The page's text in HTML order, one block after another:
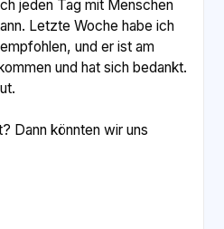
jeden Tag mit Menschen
Letzte Woche habe ich
und er ist am
und hat sich bedankt.
Dann könnten wir uns